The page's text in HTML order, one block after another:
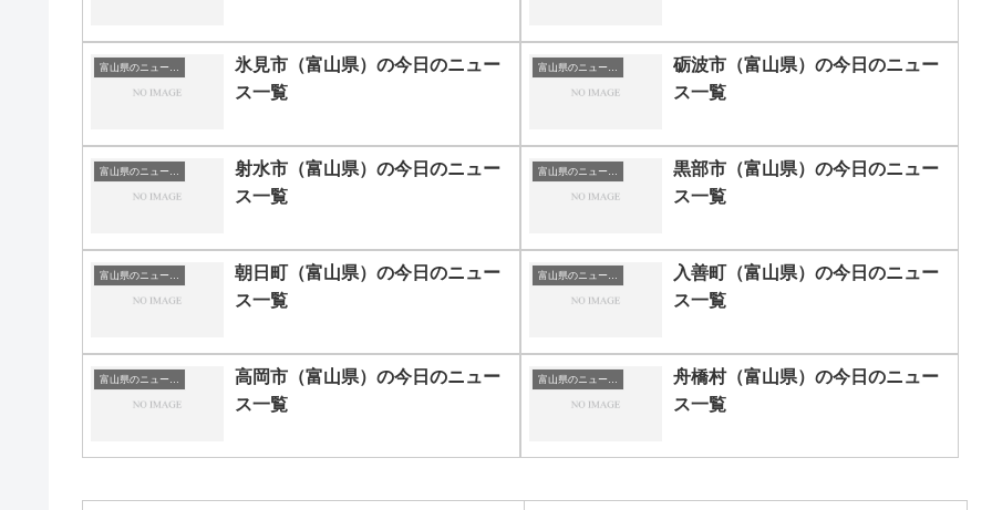
富山県のニュース一覧
氷見市（富山県）の今日のニュー
ス一覧
富山県のニュース一覧
砺波市（富山県）の今日のニュー
ス一覧
富山県のニュース一覧
射水市（富山県）の今日のニュー
ス一覧
富山県のニュース一覧
黒部市（富山県）の今日のニュー
ス一覧
富山県のニュース一覧
朝日町（富山県）の今日のニュー
ス一覧
富山県のニュース一覧
入善町（富山県）の今日のニュー
ス一覧
富山県のニュース一覧
高岡市（富山県）の今日のニュー
ス一覧
富山県のニュース一覧
舟橋村（富山県）の今日のニュー
ス一覧